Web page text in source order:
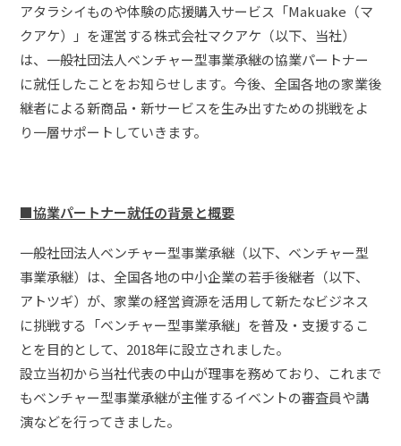
アタラシイものや体験の応援購入サービス「Makuake（マ
クアケ）」を運営する株式会社マクアケ（以下、当社）
は、一般社団法人ベンチャー型事業承継の協業パートナー
に就任したことをお知らせします。今後、全国各地の家業後
継者による新商品・新サービスを生み出すための挑戦をよ
り一層サポートしていきます。
■協業パートナー就任の背景と概要
一般社団法人ベンチャー型事業承継（以下、ベンチャー型
事業承継）は、全国各地の中小企業の若手後継者（以下、
アトツギ）が、家業の経営資源を活用して新たなビジネス
に挑戦する「ベンチャー型事業承継」を普及・支援するこ
とを目的として、2018年に設立されました。
設立当初から当社代表の中山が理事を務めており、これまで
もベンチャー型事業承継が主催するイベントの審査員や講
演などを行ってきました。